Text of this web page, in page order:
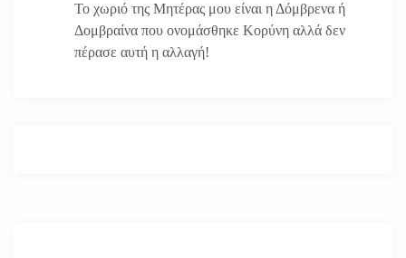
Το χωριό της Μητέρας μου είναι η Δόμβρενα ή
Δομβραίνα που ονομάσθηκε Κορύνη αλλά δεν
πέρασε αυτή η αλλαγή!